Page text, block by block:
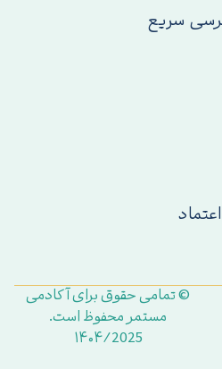
سریع
© تمامی حقوق برای آکادمی
مستمر محفوظ است.
۱۴۰۴/2025